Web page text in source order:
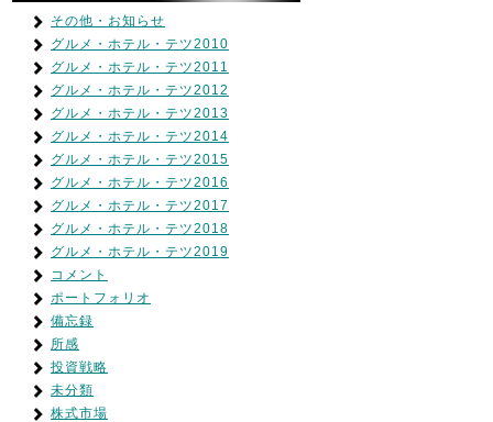
その他・お知らせ
グルメ・ホテル・テツ2010
グルメ・ホテル・テツ2011
グルメ・ホテル・テツ2012
グルメ・ホテル・テツ2013
グルメ・ホテル・テツ2014
グルメ・ホテル・テツ2015
グルメ・ホテル・テツ2016
グルメ・ホテル・テツ2017
グルメ・ホテル・テツ2018
グルメ・ホテル・テツ2019
コメント
ポートフォリオ
備忘録
所感
投資戦略
未分類
株式市場